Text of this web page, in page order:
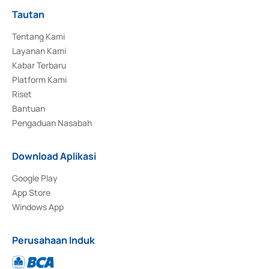
Tautan
Tentang Kami
Layanan Kami
Kabar Terbaru
Platform Kami
Riset
Bantuan
Pengaduan Nasabah
Download Aplikasi
Google Play
App Store
Windows App
Perusahaan Induk